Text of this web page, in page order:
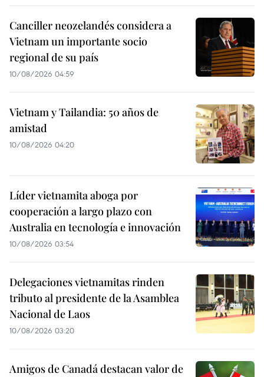
Canciller neozelandés considera a
Vietnam un importante socio
regional de su país
10/08/2026 04:59
Vietnam y Tailandia: 50 años de
amistad
10/08/2026 04:20
Líder vietnamita aboga por
cooperación a largo plazo con
Australia en tecnología e innovación
10/08/2026 03:54
Delegaciones vietnamitas rinden
tributo al presidente de la Asamblea
Nacional de Laos
10/08/2026 03:20
Amigos de Canadá destacan valor de